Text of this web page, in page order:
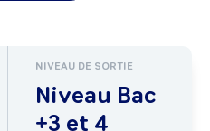
NIVEAU DE SORTIE
Niveau Bac
+3 et 4